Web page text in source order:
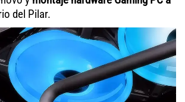
del Pilar.